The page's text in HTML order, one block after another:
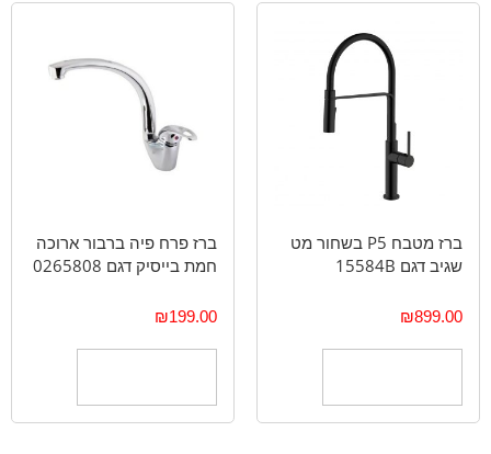
ברז מטבח P5 בשחור מט
שגיב דגם 15584B
₪899.00
ברז פרח פיה ברבור ארוכה
חמת בייסיק דגם 0265808
₪199.00